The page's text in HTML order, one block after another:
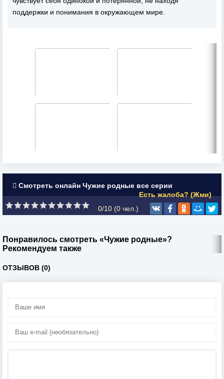
поддержки и понимания в окружающем мире.
Смотреть онлайн Чужие родные все серии
Есть жалоба? (Жми)
0/10 (0 чел.)
Понравилось смотреть «Чужие родные»?
Рекомендуем также
ОТЗЫВОВ (0)